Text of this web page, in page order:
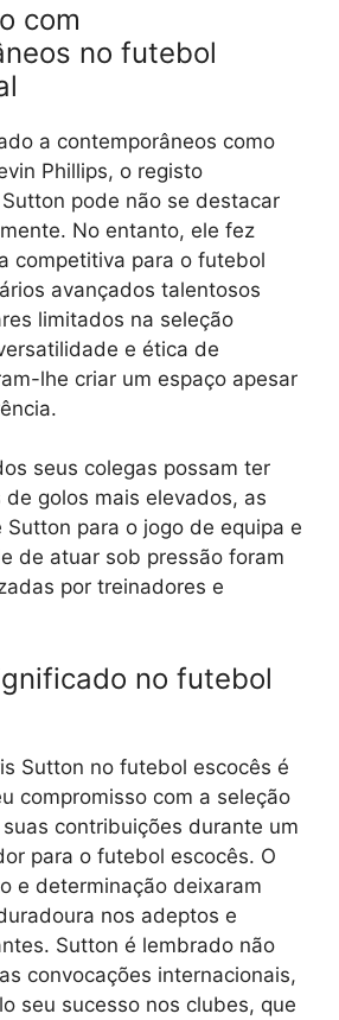
com
no futebol
a contemporâneos como
Phillips, o registo
pode não se destacar
No entanto, ele fez
competitiva para o futebol
avançados talentosos
limitados na seleção
e ética de
lhe criar um espaço apesar
seus colegas possam ter
golos mais elevados, as
para o jogo de equipa e
de atuar sob pressão foram
por treinadores e
no futebol
Sutton no futebol escocês é
compromisso com a seleção
contribuições durante um
para o futebol escocês. O
e determinação deixaram
nos adeptos e
Sutton é lembrado não
convocações internacionais,
seu sucesso nos clubes, que